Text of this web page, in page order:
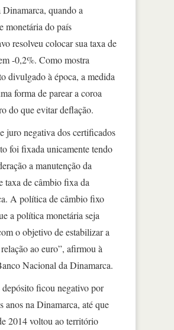
Dinamarca, quando a
monetária do país
resolveu colocar sua taxa de
-0,2%. Como mostra
divulgado à época, a medida
forma de parear a coroa
do que evitar deflação.
juro negativa dos certificados
foi fixada unicamente tendo
a manutenção da
taxa de câmbio fixa da
A política de câmbio fixo
a política monetária seja
o objetivo de estabilizar a
ao euro”, afirmou à
Nacional da Dinamarca.
ficou negativo por
anos na Dinamarca, até que
2014 voltou ao território